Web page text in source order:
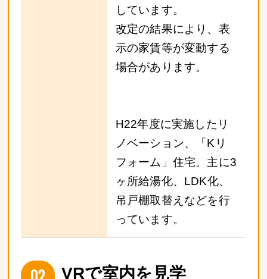
しています。
改定の結果により、表
示の家賃等が変動する
場合があります。
H22年度に実施したリ
ノベーション、「Kリ
フォーム」住宅。主に3
ヶ所給湯化、LDK化、
吊戸棚取替えなどを行
っています。
VRで室内を見学